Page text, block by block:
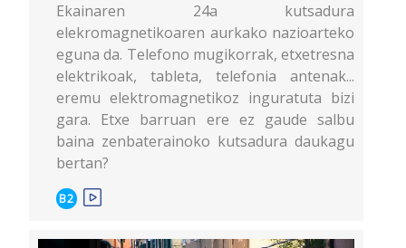
Ekainaren 24a kutsadura
elekromagnetikoaren aurkako nazioarteko
eguna da. Telefono mugikorrak, etxetresna
elektrikoak, tableta, telefonia antenak...
eremu elektromagnetikoz inguratuta bizi
gara. Etxe barruan ere ez gaude salbu
baina zenbaterainoko kutsadura daukagu
bertan?
B2